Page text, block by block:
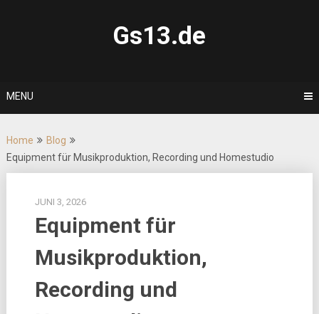
Gs13.de
MENU
Home
Blog
Equipment für Musikproduktion, Recording und Homestudio
JUNI 3, 2026
Equipment für
Musikproduktion,
Recording und